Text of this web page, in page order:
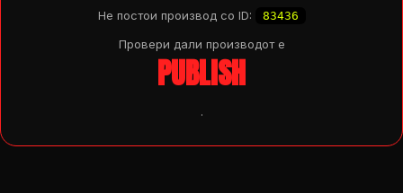
Не постои производ со ID: 83436
Провери дали производот e
PUBLISH
.